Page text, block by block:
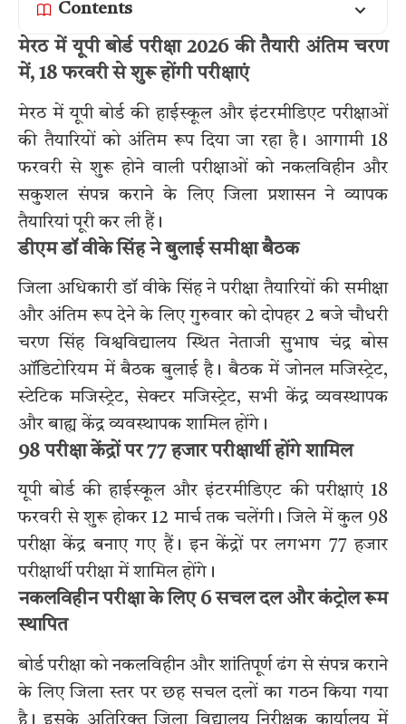
Contents
मेरठ में यूपी बोर्ड परीक्षा 2026 की तैयारी अंतिम चरण
में, 18 फरवरी से शुरू होंगी परीक्षाएं
मेरठ में यूपी बोर्ड की हाईस्कूल और इंटरमीडिएट परीक्षाओं
की तैयारियों को अंतिम रूप दिया जा रहा है। आगामी 18
फरवरी से शुरू होने वाली परीक्षाओं को नकलविहीन और
सकुशल संपन्न कराने के लिए जिला प्रशासन ने व्यापक
तैयारियां पूरी कर ली हैं।
डीएम डॉ वीके सिंह ने बुलाई समीक्षा बैठक
जिला अधिकारी डॉ वीके सिंह ने परीक्षा तैयारियों की समीक्षा
और अंतिम रूप देने के लिए गुरुवार को दोपहर 2 बजे चौधरी
चरण सिंह विश्वविद्यालय स्थित नेताजी सुभाष चंद्र बोस
ऑडिटोरियम में बैठक बुलाई है। बैठक में जोनल मजिस्ट्रेट,
स्टेटिक मजिस्ट्रेट, सेक्टर मजिस्ट्रेट, सभी केंद्र व्यवस्थापक
और बाह्य केंद्र व्यवस्थापक शामिल होंगे।
98 परीक्षा केंद्रों पर 77 हजार परीक्षार्थी होंगे शामिल
यूपी बोर्ड की हाईस्कूल और इंटरमीडिएट की परीक्षाएं 18
फरवरी से शुरू होकर 12 मार्च तक चलेंगी। जिले में कुल 98
परीक्षा केंद्र बनाए गए हैं। इन केंद्रों पर लगभग 77 हजार
परीक्षार्थी परीक्षा में शामिल होंगे।
नकलविहीन परीक्षा के लिए 6 सचल दल और कंट्रोल रूम
स्थापित
बोर्ड परीक्षा को नकलविहीन और शांतिपूर्ण ढंग से संपन्न कराने
के लिए जिला स्तर पर छह सचल दलों का गठन किया गया
है। इसके अतिरिक्त जिला विद्यालय निरीक्षक कार्यालय में